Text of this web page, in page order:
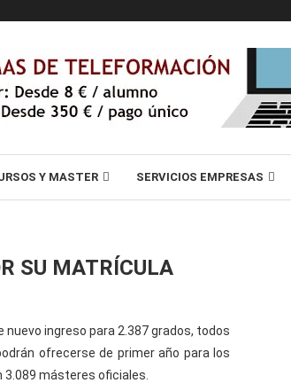
Y MASTER SERVICIOS EMPRESAS
SU MATRÍCULA
ingreso para 2.387 grados, todos
ofrecerse de primer año para los
másteres oficiales.